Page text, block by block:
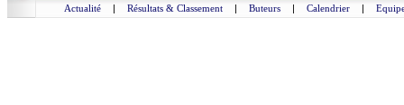
Actualité | Résultats & Classement | Buteurs | Calendrier |